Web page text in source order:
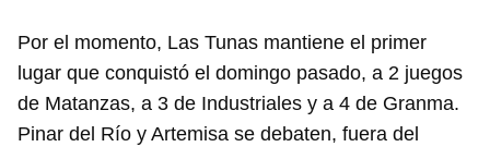
Por el momento, Las Tunas mantiene el primer
lugar que conquistó el domingo pasado, a 2 juegos
de Matanzas, a 3 de Industriales y a 4 de Granma.
Pinar del Río y Artemisa se debaten, fuera del